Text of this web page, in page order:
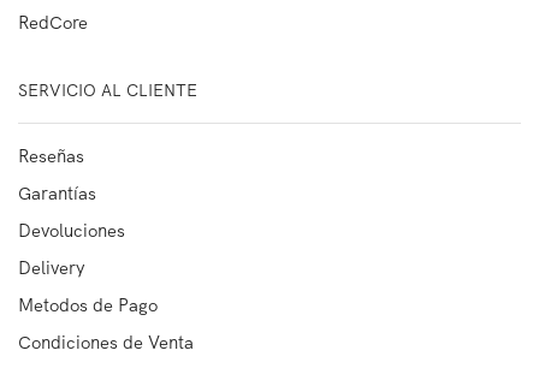
RedCore
SERVICIO AL CLIENTE
Reseñas
Garantías
Devoluciones
Delivery
Metodos de Pago
Condiciones de Venta